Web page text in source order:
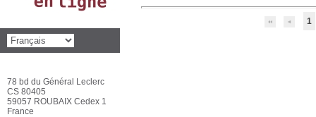
1
78 bd du Général Leclerc
CS 80405
59057 ROUBAIX Cedex 1
France